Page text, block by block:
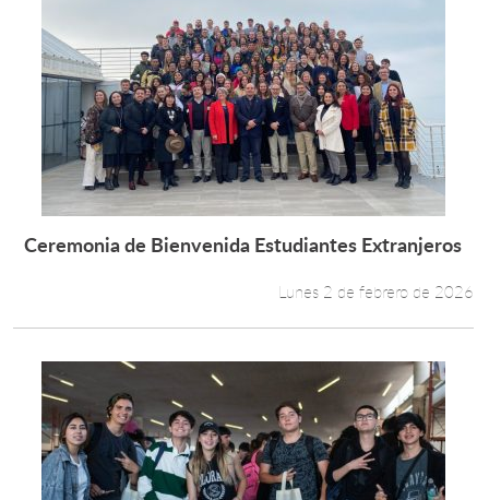
Leer más +
Ceremonia de Bienvenida Estudiantes Extranjeros
Lunes 2 de febrero de 2026